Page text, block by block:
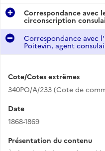
Correspondance avec
circonscription
Correspondance avec
Poitevin, agent
Cote/Cotes extrêmes
340PO/A/233 (Cote de
Date
1868-1869
Présentation du contenu